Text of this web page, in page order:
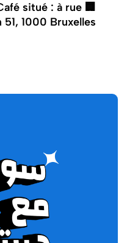
situé : à rue
51, 1000 Bruxelles